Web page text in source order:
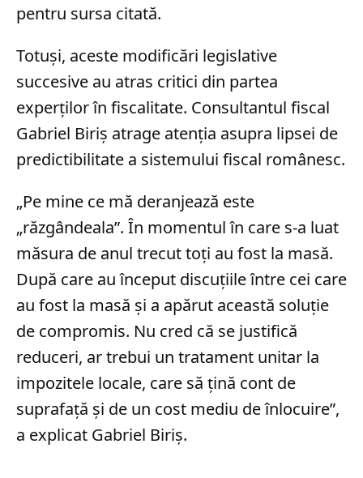
pentru sursa citată.
Totuși, aceste modificări legislative
succesive au atras critici din partea
experților în fiscalitate. Consultantul fiscal
Gabriel Biriș atrage atenția asupra lipsei de
predictibilitate a sistemului fiscal românesc.
„Pe mine ce mă deranjează este
„răzgândeala”. În momentul în care s-a luat
măsura de anul trecut toţi au fost la masă.
După care au început discuţiile între cei care
au fost la masă şi a apărut această soluţie
de compromis. Nu cred că se justifică
reduceri, ar trebui un tratament unitar la
impozitele locale, care să ţină cont de
suprafaţă şi de un cost mediu de înlocuire”,
a explicat Gabriel Biriș.